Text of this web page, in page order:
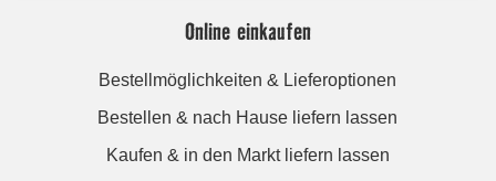
Online einkaufen
Bestellmöglichkeiten & Lieferoptionen
Bestellen & nach Hause liefern lassen
Kaufen & in den Markt liefern lassen